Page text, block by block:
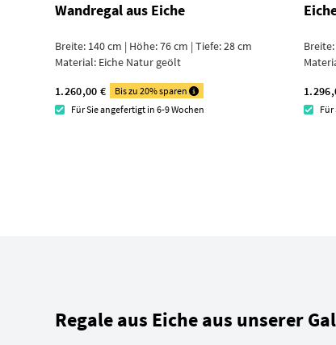
Wandregal aus Eiche
Breite: 140 cm | Höhe: 76 cm | Tiefe: 28 cm
Material: Eiche Natur geölt
1.260,00 €
Bis zu 20% sparen
Für Sie angefertigt in 6-9 Wochen
Für
Regale aus Eiche aus unserer